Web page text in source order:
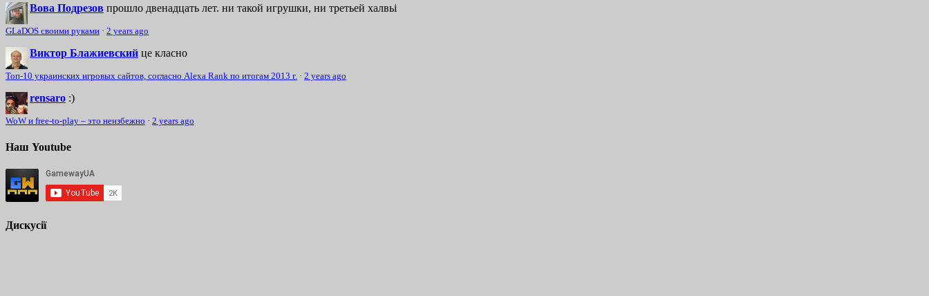
Вова Подрезов прошло двенадцать лет. ни такой игрушки, ни третьей халвьі
GLaDOS своими руками · 2 years ago
Виктор Блажиевский це класно
Топ-10 украинских игровых сайтов, согласно Alexa Rank по итогам 2013 г. · 2 years ago
rensaro :)
WoW и free-to-play – это неизбежно · 2 years ago
Наш Youtube
Дискусії